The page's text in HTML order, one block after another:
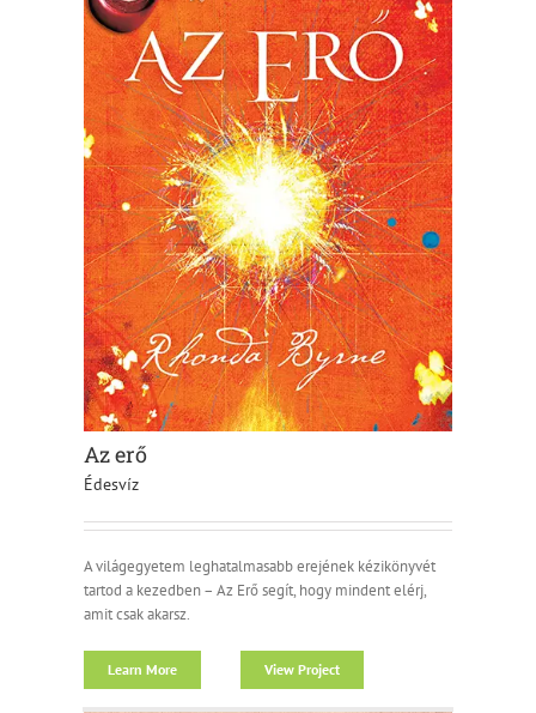
Az erő
Édesvíz
A világegyetem leghatalmasabb erejének kézikönyvét
tartod a kezedben – Az Erő segít, hogy mindent elérj,
amit csak akarsz.
Learn More View Project